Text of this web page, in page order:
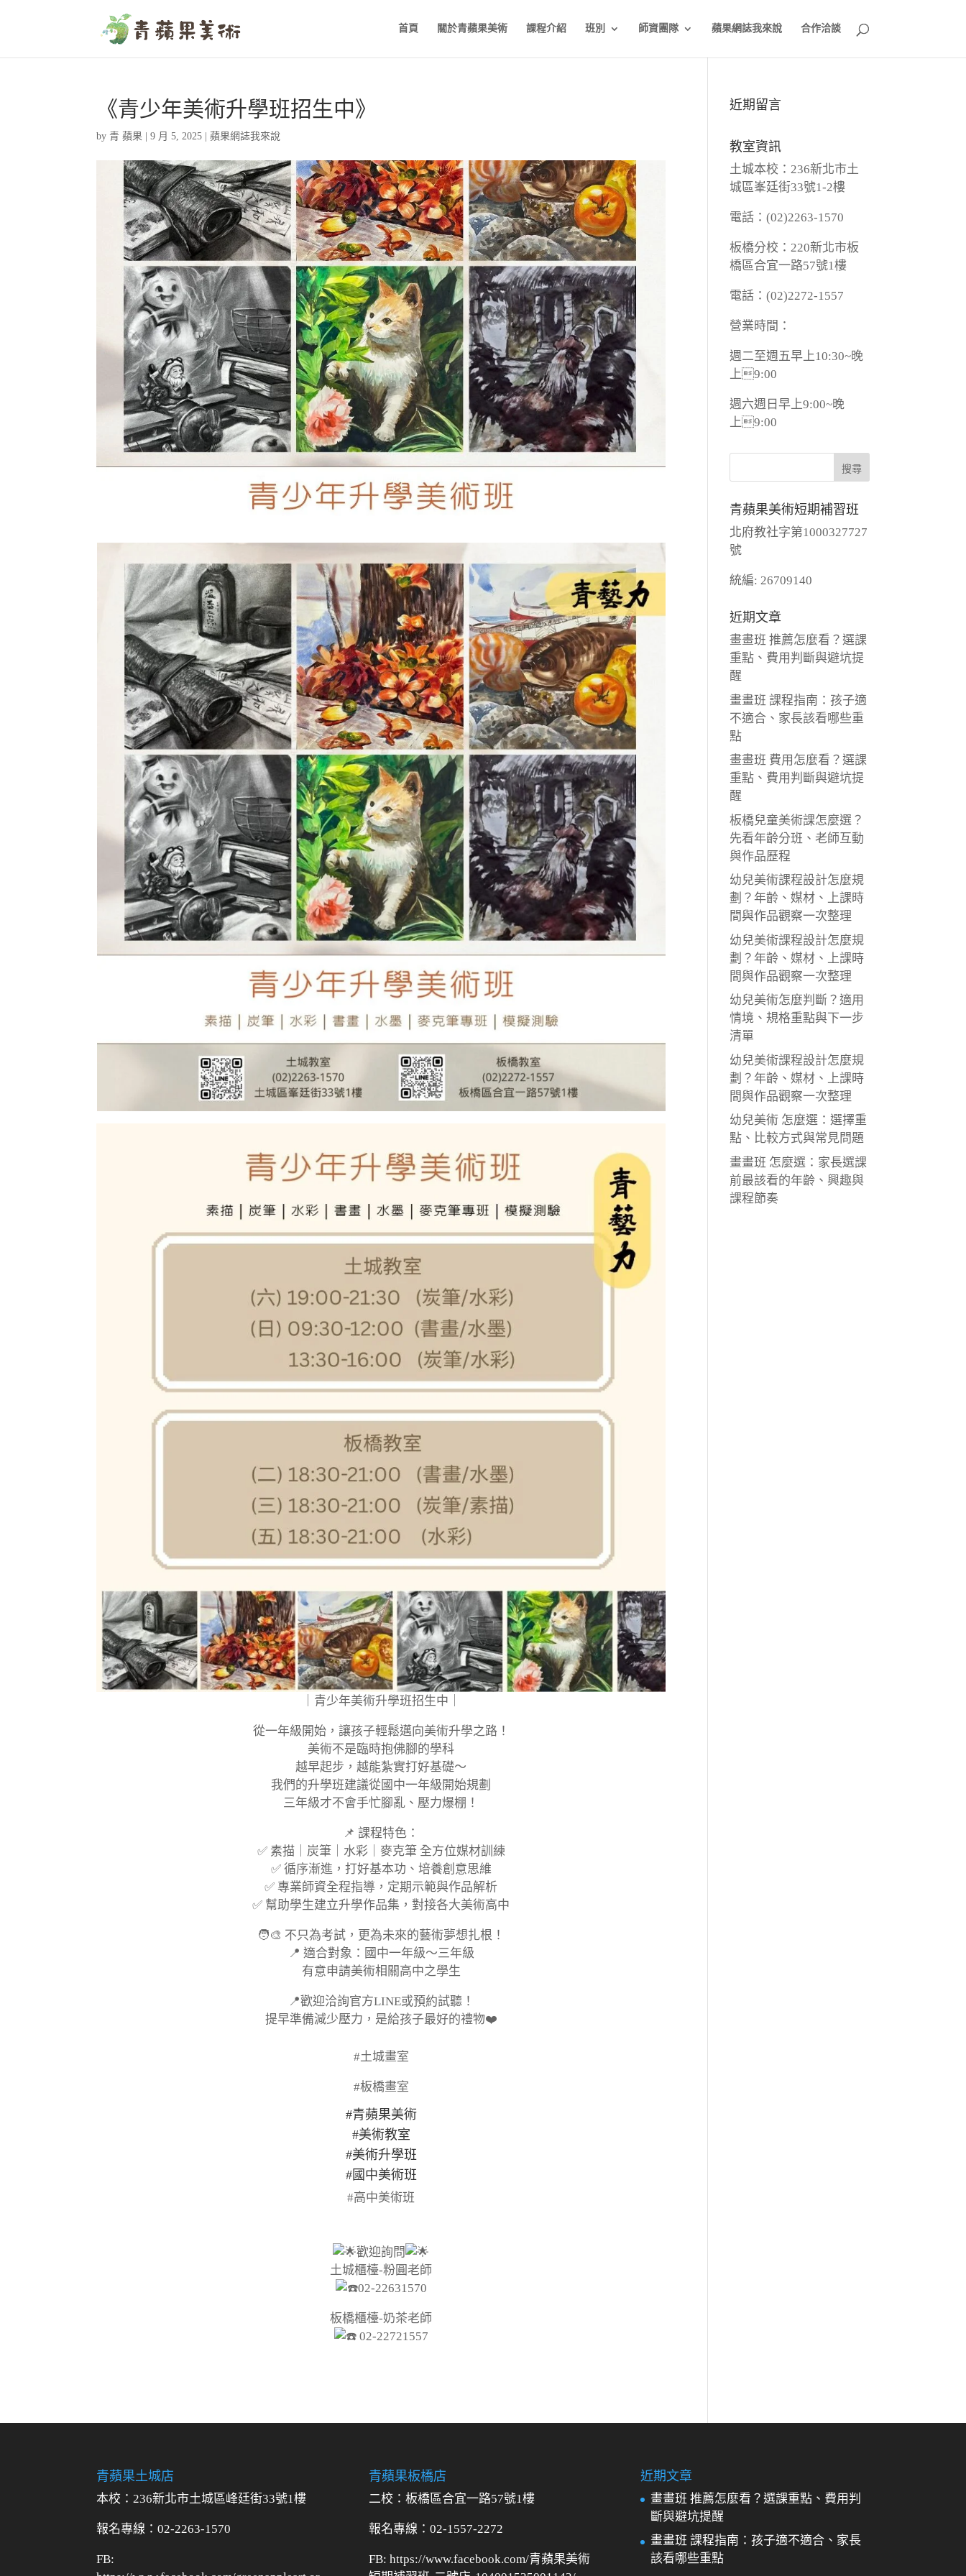
首頁 關於青蘋果美術 課程介紹 班別 師資團隊 蘋果網誌我來說 合作洽談
《青少年美術升學班招生中》
by青 蘋果 |9 月 5, 2025 |蘋果網誌我來說
｜青少年美術升學班招生中｜
從一年級開始，讓孩子輕鬆邁向美術升學之路！
美術不是臨時抱佛腳的學科
越早起步，越能紮實打好基礎～
我們的升學班建議從國中一年級開始規劃
三年級才不會手忙腳亂、壓力爆棚！
📌 課程特色：
✅ 素描｜炭筆｜水彩｜麥克筆 全方位媒材訓練
✅ 循序漸進，打好基本功、培養創意思維
✅ 專業師資全程指導，定期示範與作品解析
✅ 幫助學生建立升學作品集，對接各大美術高中
🧑‍🎨 不只為考試，更為未來的藝術夢想扎根！
📍 適合對象：國中一年級～三年級
有意申請美術相關高中之學生
📍歡迎洽詢官方LINE或預約試聽！
提早準備減少壓力，是給孩子最好的禮物❤️
#土城畫室
#板橋畫室
#青蘋果美術
#美術教室
#美術升學班
#國中美術班
#高中美術班
歡迎詢問
土城櫃檯-粉圓老師
02-22631570
板橋櫃檯-奶茶老師
02-22721557
近期留言
教室資訊
土城本校：236新北市土
城區峯廷街33號1-2樓
電話：(02)2263-1570
板橋分校：220新北市板
橋區合宜一路57號1樓
電話：(02)2272-1557
營業時間：
週二至週五早上10:30~晚
上9:00
週六週日早上9:00~晚
上9:00
青蘋果美術短期補習班
北府教社字第1000327727
號
統編: 26709140
近期文章
畫畫班 推薦怎麼看？選課
重點、費用判斷與避坑提
醒
畫畫班 課程指南：孩子適
不適合、家長該看哪些重
點
畫畫班 費用怎麼看？選課
重點、費用判斷與避坑提
醒
板橋兒童美術課怎麼選？
先看年齡分班、老師互動
與作品歷程
幼兒美術課程設計怎麼規
劃？年齡、媒材、上課時
間與作品觀察一次整理
幼兒美術課程設計怎麼規
劃？年齡、媒材、上課時
間與作品觀察一次整理
幼兒美術怎麼判斷？適用
情境、規格重點與下一步
清單
幼兒美術課程設計怎麼規
劃？年齡、媒材、上課時
間與作品觀察一次整理
幼兒美術 怎麼選：選擇重
點、比較方式與常見問題
畫畫班 怎麼選：家長選課
前最該看的年齡、興趣與
課程節奏
青蘋果土城店
本校：236新北市土城區峰廷街33號1樓
報名專線：02-2263-1570
FB:
青蘋果板橋店
二校： 板橋區合宜一路57號1樓
報名專線：02-1557-2272
FB: https://www.facebook.com/青蘋果美術
近期文章
畫畫班 推薦怎麼看？選課重點、費用判
斷與避坑提醒
畫畫班 課程指南：孩子適不適合、家長
該看哪些重點